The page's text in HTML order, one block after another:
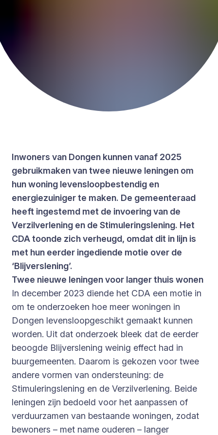
Inwoners van Dongen kunnen vanaf 2025
gebruikmaken van twee nieuwe leningen om
hun woning levensloopbestendig en
energiezuiniger te maken. De gemeenteraad
heeft ingestemd met de invoering van de
Verzilverlening en de Stimuleringslening. Het
CDA toonde zich verheugd, omdat dit in lijn is
met hun eerder ingediende motie over de
‘Blijverslening’.
Twee nieuwe leningen voor langer thuis wonen
In december 2023 diende het CDA een motie in
om te onderzoeken hoe meer woningen in
Dongen levensloopgeschikt gemaakt kunnen
worden. Uit dat onderzoek bleek dat de eerder
beoogde Blijverslening weinig effect had in
buurgemeenten. Daarom is gekozen voor twee
andere vormen van ondersteuning: de
Stimuleringslening en de Verzilverlening. Beide
leningen zijn bedoeld voor het aanpassen of
verduurzamen van bestaande woningen, zodat
bewoners – met name ouderen – langer